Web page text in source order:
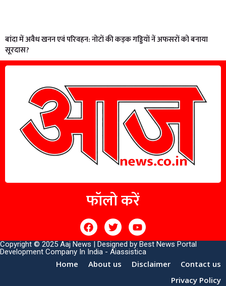
बांदा में अवैध खनन एवं परिवहन: नोटों की कड़क गड्डियों नें अफसरों को बनाया
सूरदास?
फॉलो करें
Copyright © 2025 Aaj News | Designed by Best News Portal
Development Company In India - Aiassistica
Home About us Disclaimer
Contact us
Privacy Policy